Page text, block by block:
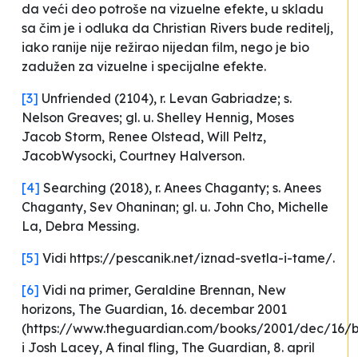
da veći deo potroše na vizuelne efekte, u skladu
sa čim je i odluka da Christian Rivers bude reditelj,
iako ranije nije režirao nijedan film, nego je bio
zadužen za vizuelne i specijalne efekte.
[3] Unfriended (2104), r. Levan Gabriadze; s.
Nelson Greaves; gl. u. Shelley Hennig, Moses
Jacob Storm, Renee Olstead, Will Peltz,
JacobWysocki, Courtney Halverson.
[4] Searching (2018), r. Anees Chaganty; s. Anees
Chaganty, Sev Ohaninan; gl. u. John Cho, Michelle
La, Debra Messing.
[5] Vidi https://pescanik.net/iznad-svetla-i-tame/.
[6] Vidi na primer, Geraldine Brennan, New
horizons, The Guardian, 16. decembar 2001
(https://www.theguardian.com/books/2001/dec/16/
i Josh Lacey, A final fling, The Guardian, 8. april